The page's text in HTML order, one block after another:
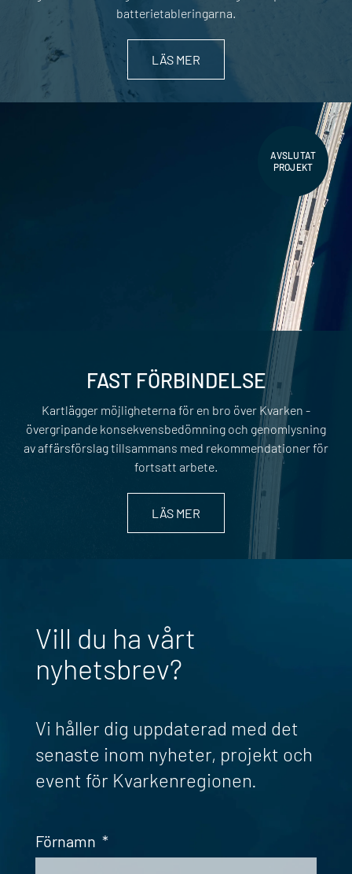
batterietableringarna.
LÄS MER
AVSLUTAT
PROJEKT
FAST FÖRBINDELSE
Kartlägger möjligheterna för en bro över Kvarken -
övergripande konsekvensbedömning och genomlysning
av affärsförslag tillsammans med rekommendationer för
fortsatt arbete.
LÄS MER
Vill du ha vårt
nyhetsbrev?
Vi håller dig uppdaterad med det
senaste inom nyheter, projekt och
event för Kvarkenregionen.
Förnamn *